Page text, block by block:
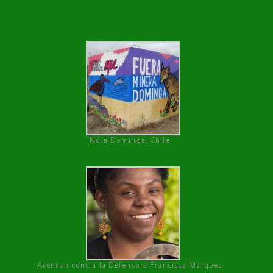
No a Dominga, Chile
Atentan contra la Defensora Francisca Márquez